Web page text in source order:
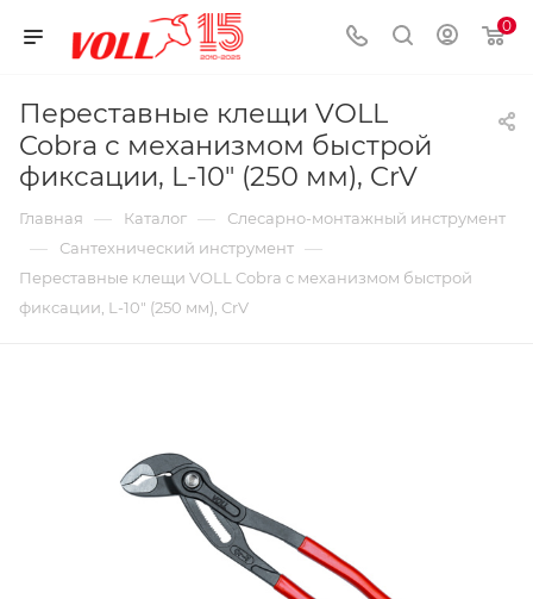
0
Переставные клещи VOLL
Cobra с механизмом быстрой
фиксации, L-10" (250 мм), CrV
Главная — Каталог — Слесарно-монтажный инструмент
— Сантехнический инструмент —
Переставные клещи VOLL Cobra с механизмом быстрой
фиксации, L-10" (250 мм), CrV